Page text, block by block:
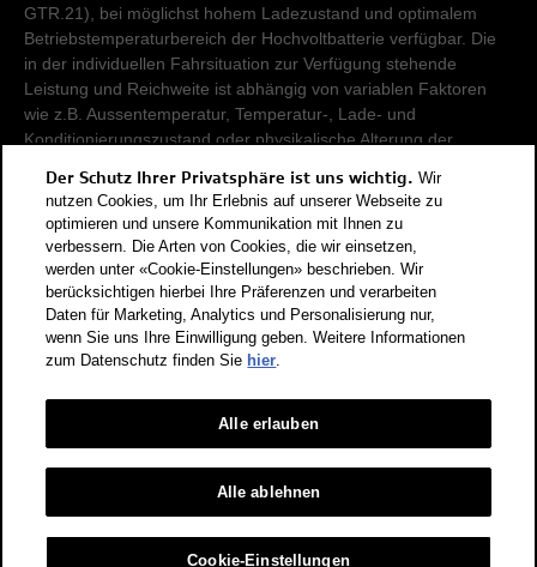
GTR.21), bei möglichst hohem Ladezustand und optimalem
Betriebstemperaturbereich der Hochvoltbatterie verfügbar. Die
in der individuellen Fahrsituation zur Verfügung stehende
Leistung und Reichweite ist abhängig von variablen Faktoren
wie z.B. Aussentemperatur, Temperatur-, Lade- und
Konditionierungszustand oder physikalische Alterung der
Damit Energieverbräuche unterschiedlicher Antriebsformen
(Benzin, Diesel, Gas, Strom, usw.) vergleichbar sind, werden sie
zusätzlich als sogenannte Benzinäquivalente (Masseinheit für
Energie) ausgewiesen. CO2 ist das für die Erderwärmung
hauptverantwortliche Treibhausgas. CO2-Mittelwert aller in der
Schweiz angebotenen Fahrzeugmodelle: 111 g/km (WLTP).
CO2-Zielwert der in der Schweiz angebotenen
Fahrzeugmodelle: 93.6 g/km (WLTP). Die Angaben für ein
Fahrzeug können von den zulassungsrelevanten Daten nach
der individuellen Einzelfahrzeuggenehmigung abweichen.
Energieeffizienz-Kategorie nach dem neuen
Berechnungsverfahren gemäss Anhang 4.1 EnEV, gültig ab
01.01.2023. Informationen zur Energieetikette für
Der Schutz Ihrer Privatsphäre ist uns wichtig. Wir
nutzen Cookies, um Ihr Erlebnis auf unserer Webseite zu
optimieren und unsere Kommunikation mit Ihnen zu
verbessern. Die Arten von Cookies, die wir einsetzen,
werden unter «Cookie-Einstellungen» beschrieben. Wir
berücksichtigen hierbei Ihre Präferenzen und verarbeiten
Daten für Marketing, Analytics und Personalisierung nur,
wenn Sie uns Ihre Einwilligung geben. Weitere Informationen
zum Datenschutz finden Sie hier.
Cookie-Einstellungen
Alle ablehnen
Alle erlauben